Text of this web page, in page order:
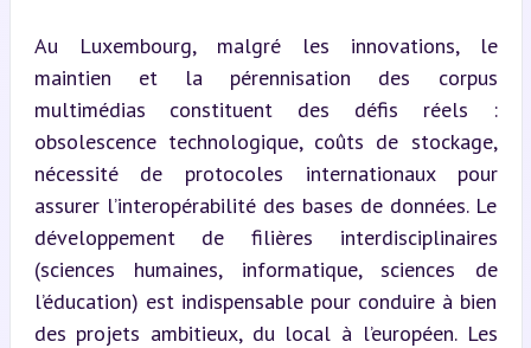
Au Luxembourg, malgré les innovations, le
maintien et la pérennisation des corpus
multimédias constituent des défis réels :
obsolescence technologique, coûts de stockage,
nécessité de protocoles internationaux pour
assurer l’interopérabilité des bases de données. Le
développement de filières interdisciplinaires
(sciences humaines, informatique, sciences de
l’éducation) est indispensable pour conduire à bien
des projets ambitieux, du local à l’européen. Les